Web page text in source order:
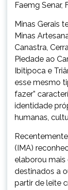
Faemg Senar,
Minas Gerais
Minas
Canastra,
Piedade ao
Ibitipoca e
esse mesmo
fazer”
identidade
humanas,
(IMA)
elaborou
destinados a
partir de leite